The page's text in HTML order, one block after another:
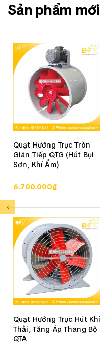
Sản phẩm
Quạt Hướng Trục Tròn
Gián Tiếp QTG (Hút Bụi
Sơn, Khí Ẩm)
6.700.000₫
Quạt Hướng Trục Hút Khí
Thải, Tăng Áp Thang Bộ
QTA